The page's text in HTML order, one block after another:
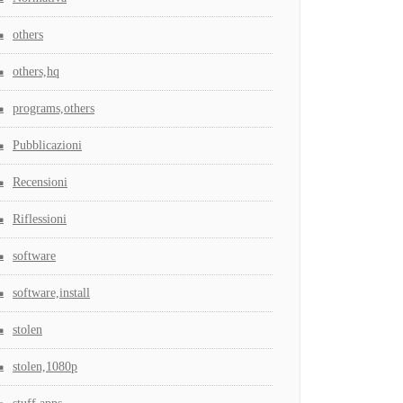
others
others,hq
programs,others
Pubblicazioni
Recensioni
Riflessioni
software
software,install
stolen
stolen,1080p